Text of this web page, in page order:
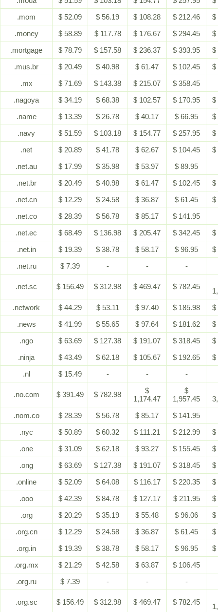
.mom
$ 52.09 $ 56.19 $ 108.28 $ 212.46
$
.money
$ 58.89 $ 117.78 $ 176.67 $ 294.45
$
.mortgage
$ 78.79 $ 157.58 $ 236.37 $ 393.95
$
.mus.br
$ 20.49 $ 40.98 $ 61.47 $ 102.45
$
.mx
$ 71.69 $ 143.38 $ 215.07
$ 358.45
.nagoya
$ 34.19 $ 68.38 $ 102.57 $ 170.95
$
.name
$ 13.39 $ 26.78 $ 40.17 $ 66.95
$
.navy
$ 51.59 $ 103.18 $ 154.77 $ 257.95
$
.net
$ 20.89 $ 41.78 $ 62.67 $ 104.45
$
.net.au
$ 17.99 $ 35.98 $ 53.97
$ 89.95
.net.br
$ 20.49 $ 40.98 $ 61.47 $ 102.45
$
.net.cn
$ 12.29 $ 24.58 $ 36.87 $ 61.45
$
.net.co
$ 28.39 $ 56.78 $ 85.17
$ 141.95
.net.ec
$ 68.49 $ 136.98 $ 205.47 $ 342.45
$
.net.in
$ 19.39 $ 38.78 $ 58.17 $ 96.95
$
.net.ru
$ 7.39 - - -
.net.sc $ 156.49 $ 312.98 $ 469.47 $ 782.45
.network
$ 44.29 $ 53.11 $ 97.40 $ 185.98
$
.news
$ 41.99 $ 55.65 $ 97.64 $ 181.62
$
.ngo
$ 63.69 $ 127.38 $ 191.07 $ 318.45
$
.ninja
$ 43.49 $ 62.18 $ 105.67 $ 192.65
$
.nl
$ 15.49 - - -
.no.com $ 391.49 $ 782.98
$
1,174.47
$
1,957.45
.nom.co
$ 28.39 $ 56.78 $ 85.17
$ 141.95
.nyc
$ 50.89 $ 60.32 $ 111.21 $ 212.99
$
.one
$ 31.09 $ 62.18 $ 93.27 $ 155.45
$
.ong
$ 63.69 $ 127.38 $ 191.07 $ 318.45
$
.online
$ 52.09 $ 64.08 $ 116.17 $ 220.35
$
.ooo
$ 42.39 $ 84.78 $ 127.17 $ 211.95
$
.org
$ 20.29 $ 35.19 $ 55.48 $ 96.06
$
.org.cn
$ 12.29 $ 24.58 $ 36.87 $ 61.45
$
.org.in
$ 19.39 $ 38.78 $ 58.17 $ 96.95
$
.org.mx
$ 21.29 $ 42.58 $ 63.87
$ 106.45
.org.ru
$ 7.39 - - -
.org.sc $ 156.49 $ 312.98 $ 469.47 $ 782.45